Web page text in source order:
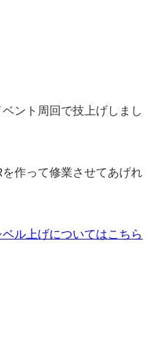
ント周回で技上げしまし
作って修業させてあげれ
ベル上げについてはこちら